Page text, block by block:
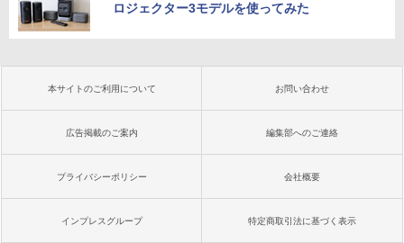
ロジェクター3モデルを使ってみた
本サイトのご利用について お問い合わせ
広告掲載のご案内 編集部へのご連絡
プライバシーポリシー 会社概要
インプレスグループ 特定商取引法に基づく表示